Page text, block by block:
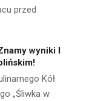
przed
wyniki I
Kół
„Śliwka w